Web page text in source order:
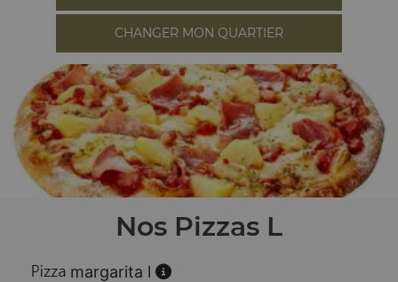
CHANGER MON QUARTIER
Nos Pizzas L
margarita l